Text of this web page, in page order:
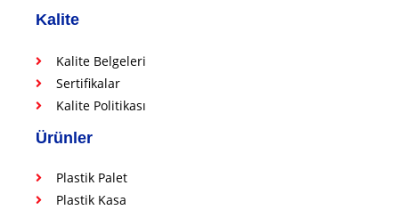
Kalite
Kalite Belgeleri
Sertifikalar
Kalite Politikası
Ürünler
Plastik Palet
Plastik Kasa